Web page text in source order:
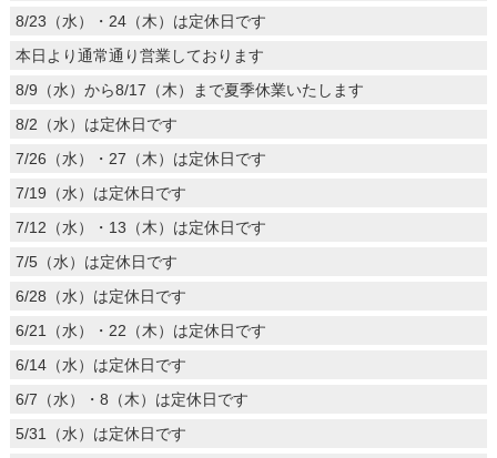
8/23（水）・24（木）は定休日です
本日より通常通り営業しております
8/9（水）から8/17（木）まで夏季休業いたします
8/2（水）は定休日です
7/26（水）・27（木）は定休日です
7/19（水）は定休日です
7/12（水）・13（木）は定休日です
7/5（水）は定休日です
6/28（水）は定休日です
6/21（水）・22（木）は定休日です
6/14（水）は定休日です
6/7（水）・8（木）は定休日です
5/31（水）は定休日です